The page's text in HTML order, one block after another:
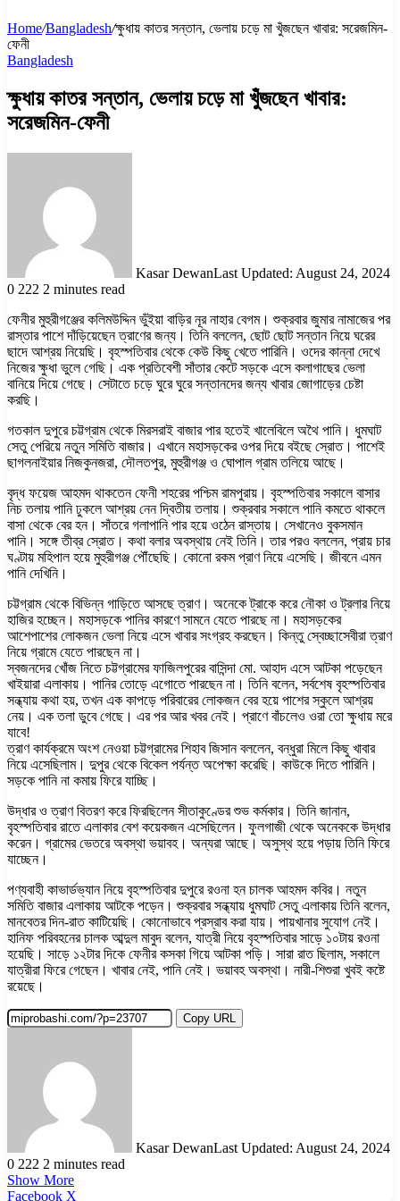
Home/Bangladesh/ক্ষুধায় কাতর সন্তান, ভেলায় চড়ে মা খুঁজছেন খাবার: সরেজমিন-
ফেনী
Bangladesh
ক্ষুধায় কাতর সন্তান, ভেলায় চড়ে মা খুঁজছেন খাবার:
সরেজমিন-ফেনী
Kasar DewanLast Updated: August 24, 2024
0 222 2 minutes read
ফেনীর মুহুরীগঞ্জের কলিমউদ্দিন ভুঁইয়া বাড়ির নূর নাহার বেগম। শুক্রবার জুমার নামাজের পর
রাস্তার পাশে দাঁড়িয়েছেন ত্রাণের জন্য। তিনি বললেন, ছোট ছোট সন্তান নিয়ে ঘরের
ছাদে আশ্রয় নিয়েছি। বৃহস্পতিবার থেকে কেউ কিছু খেতে পারিনি। ওদের কান্না দেখে
নিজের ক্ষুধা ভুলে গেছি। এক প্রতিবেশী সাঁতার কেটে সড়কে এসে কলাগাছের ভেলা
বানিয়ে দিয়ে গেছে। সেটাতে চড়ে ঘুরে ঘুরে সন্তানদের জন্য খাবার জোগাড়ের চেষ্টা
করছি।
গতকাল দুপুরে চট্টগ্রাম থেকে মিরসরাই বাজার পার হতেই খালেবিলে অথৈ পানি। ধুমঘাট
সেতু পেরিয়ে নতুন সমিতি বাজার। এখানে মহাসড়কের ওপর দিয়ে বইছে স্রোত। পাশেই
ছাগলনাইয়ার নিজকুনজরা, দৌলতপুর, মুহুরীগঞ্জ ও ঘোপাল গ্রাম তলিয়ে আছে।
বৃদ্ধ ফয়েজ আহমদ থাকতেন ফেনী শহরের পশ্চিম রামপুরায়। বৃহস্পতিবার সকালে বাসার
নিচ তলায় পানি ঢুকলে আশ্রয় নেন দ্বিতীয় তলায়। শুক্রবার সকালে পানি কমতে থাকলে
বাসা থেকে বের হন। সাঁতরে গলাপানি পার হয়ে ওঠেন রাস্তায়। সেখানেও বুকসমান
পানি। সঙ্গে তীব্র স্রোত। কথা বলার অবস্থায় নেই তিনি। তার পরও বললেন, প্রায় চার
ঘণ্টায় মহিপাল হয়ে মুহুরীগঞ্জ পৌঁছেছি। কোনো রকম প্রাণ নিয়ে এসেছি। জীবনে এমন
পানি দেখিনি।
চট্টগ্রাম থেকে বিভিন্ন গাড়িতে আসছে ত্রাণ। অনেকে ট্রাকে করে নৌকা ও ট্রলার নিয়ে
হাজির হচ্ছেন। মহাসড়কে পানির কারণে সামনে যেতে পারছে না। মহাসড়কের
আশেপাশের লোকজন ভেলা নিয়ে এসে খাবার সংগ্রহ করছেন। কিন্তু স্বেচ্ছাসেবীরা ত্রাণ
নিয়ে গ্রামে যেতে পারছেন না।
স্বজনদের খোঁজ নিতে চট্টগ্রামের ফাজিলপুরের বাসিন্দা মো. আহাদ এসে আটকা পড়েছেন
খাইয়ারা এলাকায়। পানির তোড়ে এগোতে পারছেন না। তিনি বলেন, সর্বশেষ বৃহস্পতিবার
সন্ধ্যায় কথা হয়, তখন এক কাপড়ে পরিবারের লোকজন বের হয়ে পাশের স্কুলে আশ্রয়
নেয়। এক তলা ডুবে গেছে। এর পর আর খবর নেই। প্রাণে বাঁচলেও ওরা তো ক্ষুধায় মরে
যাবে!
ত্রাণ কার্যক্রমে অংশ নেওয়া চট্টগ্রামের শিহাব জিসান বললেন, বন্ধুরা মিলে কিছু খাবার
নিয়ে এসেছিলাম। দুপুর থেকে বিকেল পর্যন্ত অপেক্ষা করেছি। কাউকে দিতে পারিনি।
সড়কে পানি না কমায় ফিরে যাচ্ছি।
উদ্ধার ও ত্রাণ বিতরণ করে ফিরছিলেন সীতাকুণ্ডের শুভ কর্মকার। তিনি জানান,
বৃহস্পতিবার রাতে এলাকার বেশ কয়েকজন এসেছিলেন। ফুলগাজী থেকে অনেককে উদ্ধার
করেন। গ্রামের ভেতরে অবস্থা ভয়াবহ। অন্যরা আছে। অসুস্থ হয়ে পড়ায় তিনি ফিরে
যাচ্ছেন।
পণ্যবাহী কাভার্ডভ্যান নিয়ে বৃহস্পতিবার দুপুরে রওনা হন চালক আহমদ কবির। নতুন
সমিতি বাজার এলাকায় আটকে পড়েন। শুক্রবার সন্ধ্যায় ধুমঘাট সেতু এলাকায় তিনি বলেন,
মানবেতর দিন-রাত কাটিয়েছি। কোনোভাবে প্রস্রাব করা যায়। পায়খানার সুযোগ নেই।
হানিফ পরিবহনের চালক আব্দুল মাবুদ বলেন, যাত্রী নিয়ে বৃহস্পতিবার সাড়ে ১০টায় রওনা
হয়েছি। সাড়ে ১২টার দিকে ফেনীর কসকা গিয়ে আটকা পড়ি। সারা রাত ছিলাম, সকালে
যাত্রীরা ফিরে গেছেন। খাবার নেই, পানি নেই। ভয়াবহ অবস্থা। নারী-শিশুরা খুবই কষ্টে
রয়েছে।
Copy URL
Kasar DewanLast Updated: August 24, 2024
0 222 2 minutes read
Show More
Facebook X